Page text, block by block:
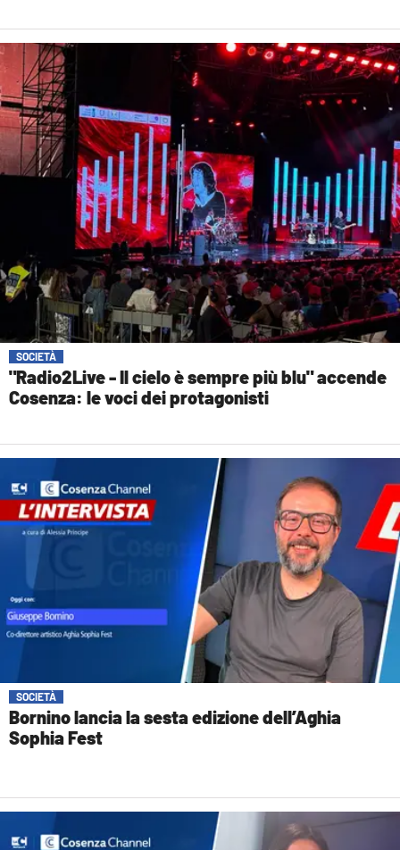
SOCIETÀ
"Radio2Live - Il cielo è sempre più blu" accende
Cosenza: le voci dei protagonisti
SOCIETÀ
Bornino lancia la sesta edizione dell’Aghia
Sophia Fest